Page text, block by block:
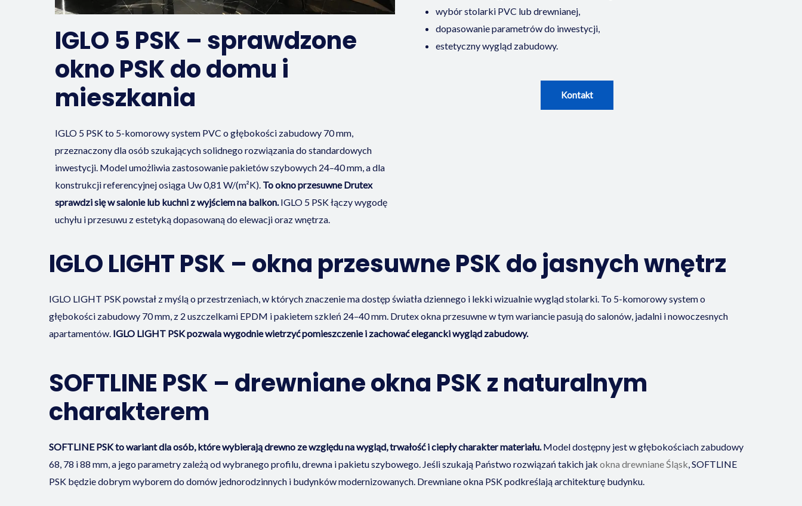
IGLO 5 PSK – sprawdzone
okno PSK do domu i
mieszkania
IGLO 5 PSK to 5-komorowy system PVC o głębokości zabudowy 70 mm,
przeznaczony dla osób szukających solidnego rozwiązania do standardowych
inwestycji. Model umożliwia zastosowanie pakietów szybowych 24–40 mm, a dla
konstrukcji referencyjnej osiąga Uw 0,81 W/(m²K). To okno przesuwne Drutex
sprawdzi się w salonie lub kuchni z wyjściem na balkon.IGLO 5 PSK łączy wygodę
uchyłu i przesuwu z estetyką dopasowaną do elewacji oraz wnętrza.
wybór stolarki PVC lub drewnianej,
dopasowanie parametrów do inwestycji,
estetyczny wygląd zabudowy.
Kontakt
IGLO LIGHT PSK – okna przesuwne PSK do jasnych wnętrz
IGLO LIGHT PSK powstał z myślą o przestrzeniach, w których znaczenie ma dostęp światła dziennego i lekki wizualnie wygląd stolarki. To 5-komorowy system o
głębokości zabudowy 70 mm, z 2 uszczelkami EPDM i pakietem szkleń 24–40 mm. Drutex okna przesuwne w tym wariancie pasują do salonów, jadalni i nowoczesnych
apartamentów. IGLO LIGHT PSK pozwala wygodnie wietrzyć pomieszczenie i zachować elegancki wygląd zabudowy.
SOFTLINE PSK – drewniane okna PSK z naturalnym
charakterem
SOFTLINE PSK to wariant dla osób, które wybierają drewno ze względu na wygląd, trwałość i ciepły charakter materiału.Model dostępny jest w głębokościach zabudowy
68, 78 i 88 mm, a jego parametry zależą od wybranego profilu, drewna i pakietu szybowego. Jeśli szukają Państwo rozwiązań takich jak okna drewniane Śląsk, SOFTLINE
PSK będzie dobrym wyborem do domów jednorodzinnych i budynków modernizowanych. Drewniane okna PSK podkreślają architekturę budynku.